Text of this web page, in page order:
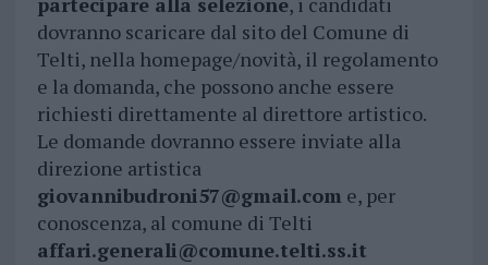
dovranno scaricare dal sito del Comune di
Telti, nella homepage/novità, il regolamento
e la domanda, che possono anche essere
richiesti direttamente al direttore artistico.
Le domande dovranno essere inviate alla
direzione artistica
giovannibudroni57@gmail.com e, per
conoscenza, al comune di Telti
affari.generali@comune.telti.ss.it